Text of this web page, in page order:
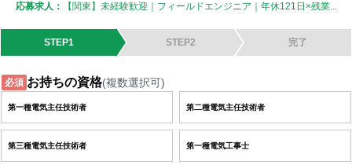
応募求人： 【関東】未経験歓迎｜フィールドエンジニア｜年休121日×残業...
STEP1 STEP2 完了
必須 お持ちの資格(複数選択可)
第一種電気主任技術者 第二種電気主任技術者
第三種電気主任技術者 第一種電気工事士